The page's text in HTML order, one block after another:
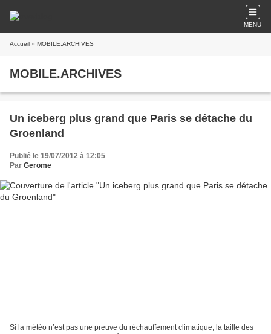
MENU
Accueil » MOBILE.ARCHIVES
MOBILE.ARCHIVES
Un iceberg plus grand que Paris se détache du
Groenland
Publié le 19/07/2012 à 12:05
Par Gerome
Si la météo n’est pas une preuve du réchauffement climatique, la taille des